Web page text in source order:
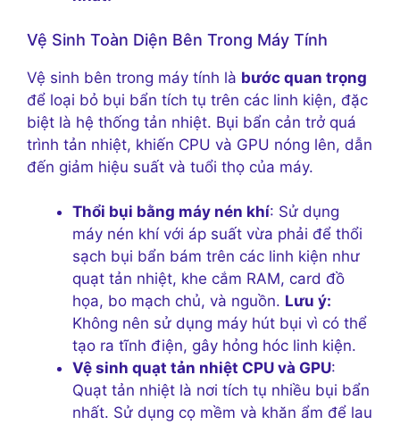
Vệ Sinh Toàn Diện Bên Trong Máy Tính
Vệ sinh bên trong máy tính là bước quan trọng
để loại bỏ bụi bẩn tích tụ trên các linh kiện, đặc
biệt là hệ thống tản nhiệt. Bụi bẩn cản trở quá
trình tản nhiệt, khiến CPU và GPU nóng lên, dẫn
đến giảm hiệu suất và tuổi thọ của máy.
Thổi bụi bằng máy nén khí: Sử dụng
máy nén khí với áp suất vừa phải để thổi
sạch bụi bẩn bám trên các linh kiện như
quạt tản nhiệt, khe cắm RAM, card đồ
họa, bo mạch chủ, và nguồn. Lưu ý:
Không nên sử dụng máy hút bụi vì có thể
tạo ra tĩnh điện, gây hỏng hóc linh kiện.
Vệ sinh quạt tản nhiệt CPU và GPU:
Quạt tản nhiệt là nơi tích tụ nhiều bụi bẩn
nhất. Sử dụng cọ mềm và khăn ẩm để lau